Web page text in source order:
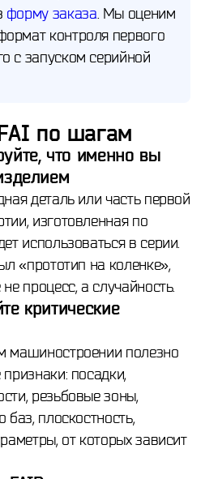
форму заказа . Мы оценим
контроля первого
с запуском серийной
по шагам
что именно вы
деталь или часть первой
изготовленная по
использоваться в серии.
«прототип на коленке»,
процесс, а случайность.
критические
машиностроении полезно
посадки,
резьбовые зоны,
баз, плоскостность,
от которых зависит